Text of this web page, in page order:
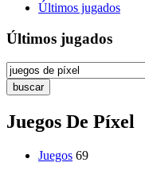
Últimos jugados
Últimos jugados
buscar
Juegos De Píxel
Juegos 69